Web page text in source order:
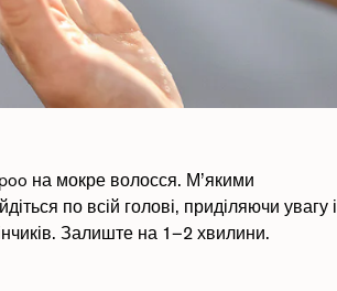
на мокре волосся. М’якими
по всій голові, приділяючи увагу і
Залиште на 1–2 хвилини.